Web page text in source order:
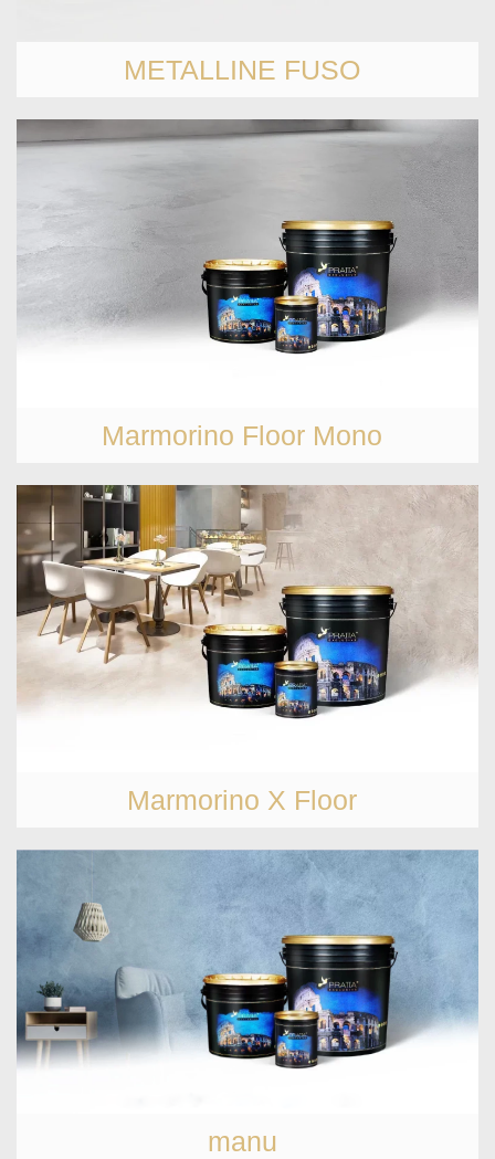
METALLINE FUSO
Marmorino Floor Mono
Marmorino X Floor
manu